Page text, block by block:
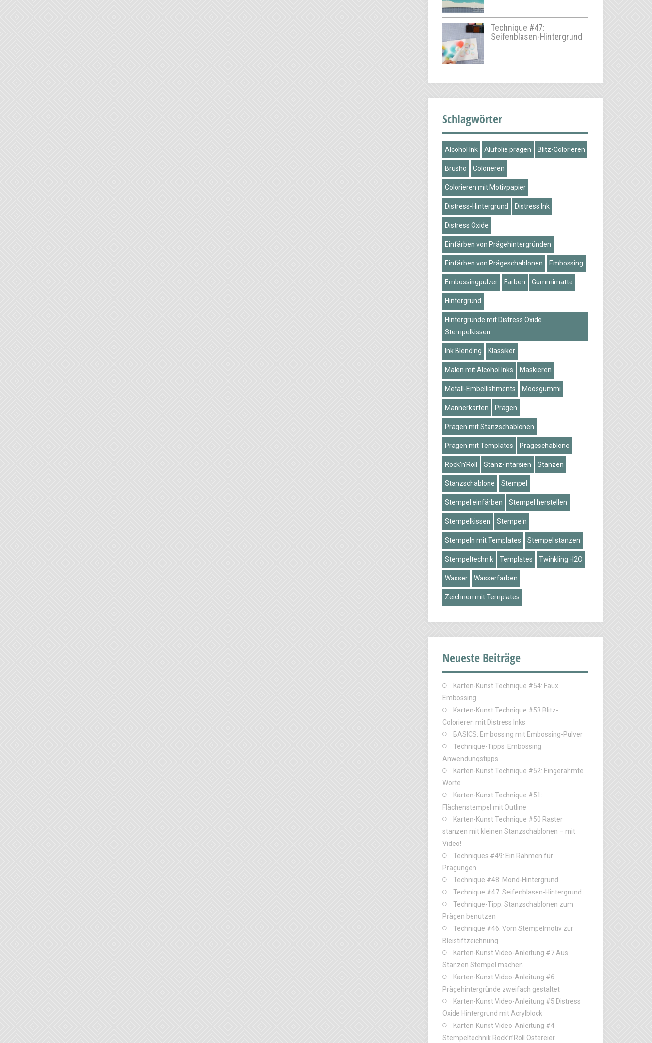
Technique #47:
Seifenblasen-Hintergrund
Schlagwörter
Alcohol Ink Alufolie prägen Blitz-Colorieren
Brusho Colorieren
Colorieren mit Motivpapier
Distress-Hintergrund Distress Ink
Distress Oxide
Einfärben von Prägehintergründen
Einfärben von Prägeschablonen Embossing
Embossingpulver Farben Gummimatte
Hintergrund
Hintergründe mit Distress Oxide
Stempelkissen
Ink Blending Klassiker
Malen mit Alcohol Inks Maskieren
Metall-Embellishments Moosgummi
Männerkarten Prägen
Prägen mit Stanzschablonen
Prägen mit Templates Prägeschablone
Rock'n'Roll Stanz-Intarsien Stanzen
Stanzschablone Stempel
Stempel einfärben Stempel herstellen
Stempelkissen Stempeln
Stempeln mit Templates Stempel stanzen
Stempeltechnik Templates Twinkling H2O
Wasser Wasserfarben
Zeichnen mit Templates
Neueste Beiträge
Karten-Kunst Technique #54: Faux
Embossing
Karten-Kunst Technique #53 Blitz-
Colorieren mit Distress Inks
BASICS: Embossing mit Embossing-Pulver
Technique-Tipps: Embossing
Anwendungstipps
Karten-Kunst Technique #52: Eingerahmte
Worte
Karten-Kunst Technique #51:
Flächenstempel mit Outline
Karten-Kunst Technique #50 Raster
stanzen mit kleinen Stanzschablonen – mit
Video!
Techniques #49: Ein Rahmen für
Prägungen
Technique #48: Mond-Hintergrund
Technique #47: Seifenblasen-Hintergrund
Technique-Tipp: Stanzschablonen zum
Prägen benutzen
Technique #46: Vom Stempelmotiv zur
Bleistiftzeichnung
Karten-Kunst Video-Anleitung #7 Aus
Stanzen Stempel machen
Karten-Kunst Video-Anleitung #6
Prägehintergründe zweifach gestaltet
Karten-Kunst Video-Anleitung #5 Distress
Oxide Hintergrund mit Acrylblock
Karten-Kunst Video-Anleitung #4
Stempeltechnik Rock’n’Roll Ostereier